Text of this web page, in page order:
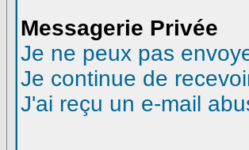
Messagerie Privée
Je ne peux pas
Je continue de
J'ai reçu un e-mail